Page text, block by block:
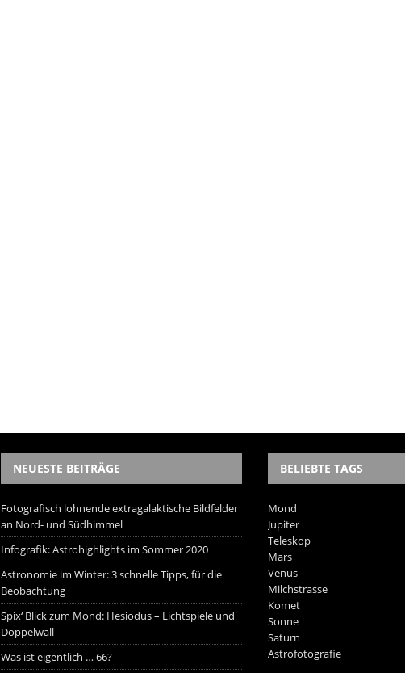
NEUESTE BEITRÄGE
Fotografisch lohnende extragalaktische Bildfelder
an Nord- und Südhimmel
Infografik: Astrohighlights im Sommer 2020
Astronomie im Winter: 3 schnelle Tipps, für die
Beobachtung
Spix‘ Blick zum Mond: Hesiodus – Lichtspiele und
Doppelwall
Was ist eigentlich … 66?
BELIEBTE TAGS
Mond
Jupiter
Teleskop
Mars
Venus
Milchstrasse
Komet
Sonne
Saturn
Astrofotografie